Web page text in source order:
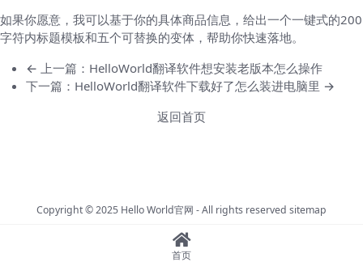
如果你愿意，我可以基于你的具体商品信息，给出一个一键式的200
字符内标题模板和五个可替换的变体，帮助你快速落地。
← 上一篇：HelloWorld翻译软件想安装老版本怎么操作
下一篇：HelloWorld翻译软件下载好了怎么装进电脑里 →
返回首页
Copyright © 2025 Hello World官网 - All rights reserved sitemap
首页